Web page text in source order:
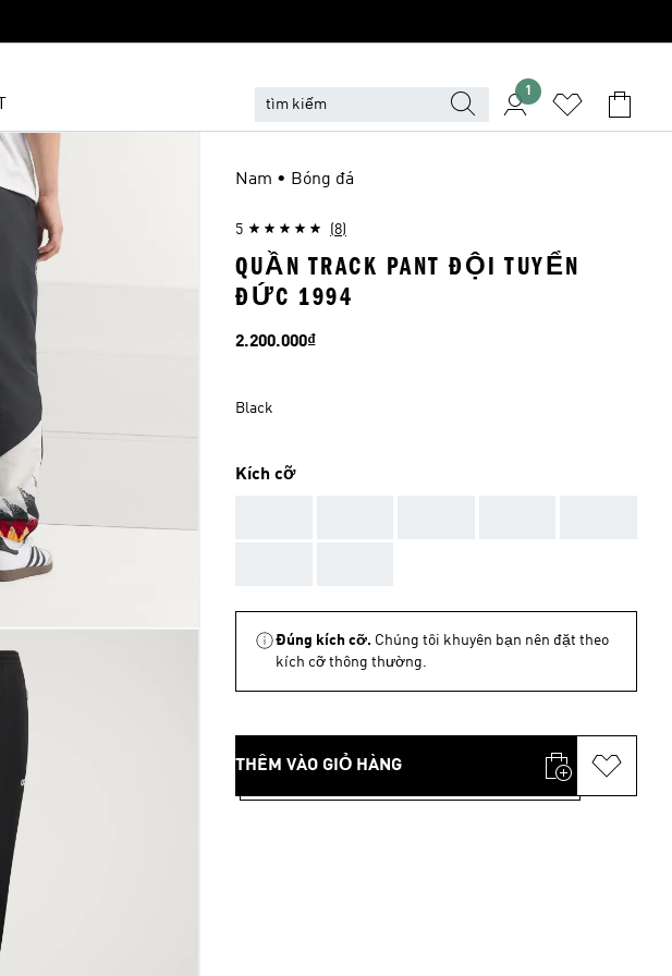
1
Nam • Bóng đá
5 (8)
QUẦN TRACK PANT ĐỘI TUYỂN
ĐỨC 1994
Giá
2.200.000₫
Black
Kích cỡ
Đúng kích cỡ. Chúng tôi khuyên bạn nên đặt theo
kích cỡ thông thường.
THÊM VÀO GIỎ HÀNG